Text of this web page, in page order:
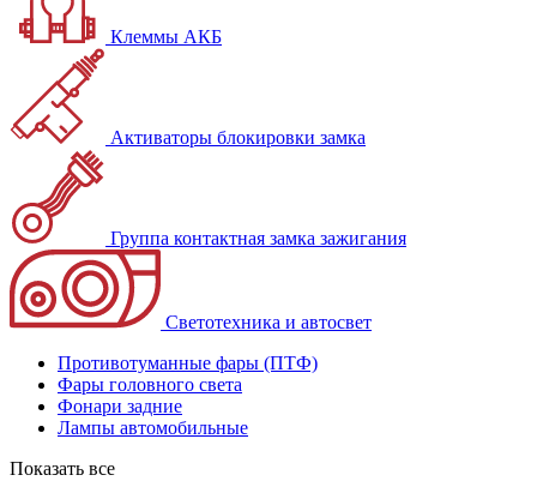
Клеммы АКБ
Активаторы блокировки замка
Группа контактная замка зажигания
Светотехника и автосвет
Противотуманные фары (ПТФ)
Фары головного света
Фонари задние
Лампы автомобильные
Показать все